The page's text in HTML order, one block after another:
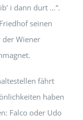
i dann durt …“.
seinen
der Wiener
fährt
haben
Falco oder Udo